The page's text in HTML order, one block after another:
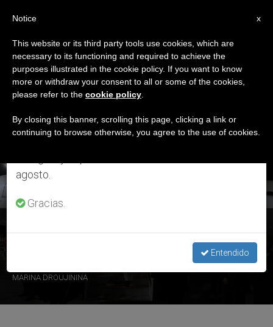
ETIQUETA
Posts Tagged ‘viajes
Pontificios’
ÚLTIMAS NOTICIAS
MARINA DROUJININA
×
Aviso importante
Del 27 de julio al 7 de agosto haremos la pausa
anual, aprovechando que en el periodo de verano
se generan menos informaciones y también el
agosto.
Gracias.
Entendido
x
Notice
This website or its third party tools use cookies, which are
necessary to its functioning and required to achieve the
purposes illustrated in the cookie policy. If you want to know
more or withdraw your consent to all or some of the cookies,
please refer to the cookie policy
By closing this banner, scrolling this page, clicking a link or
continuing to browse otherwise, you agree to the use of cookies.